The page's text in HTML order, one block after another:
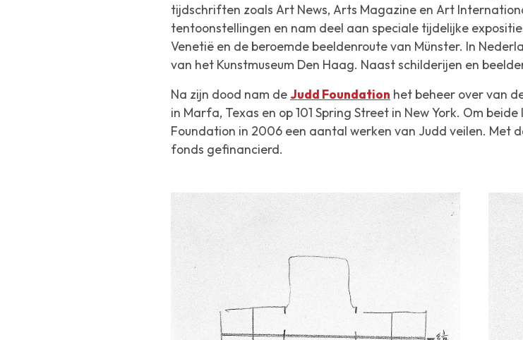
tijdschriften zoals Art News, Arts Magazine en Art
tentoonstellingen en nam deel aan speciale tijdelijke
Venetië en de beroemde beeldenroute van Münster. In
van het Kunstmuseum Den Haag. Naast schilderijen en
Na zijn dood nam deJudd Foundation het beheer over van
in Marfa, Texas en op 101 Spring Street in New York. Om
Foundation in 2006 een aantal werken van Judd veilen. Met
fonds gefinancierd.